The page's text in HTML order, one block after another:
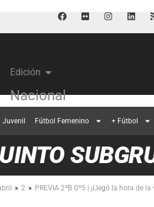
Edición
Nacional
Juvenil Fútbol Femenino + Fútbol
» 2 » PREVIA 2ªB Gº5 | ¡Llegó la hora de